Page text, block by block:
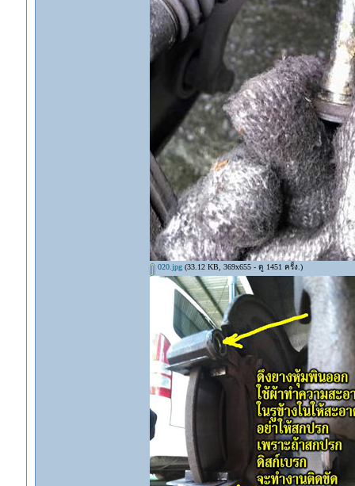
020.jpg(33.12 KB, 369x655 - ดู 1451 ครั้ง.)